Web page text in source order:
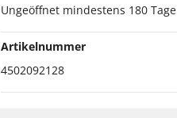
Ungeöffnet mindestens 180
Artikelnummer
4502092128